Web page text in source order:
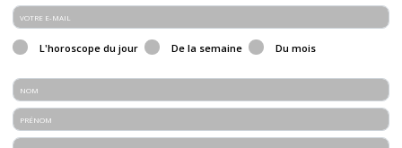
L'horoscope du jour De la semaine Du mois